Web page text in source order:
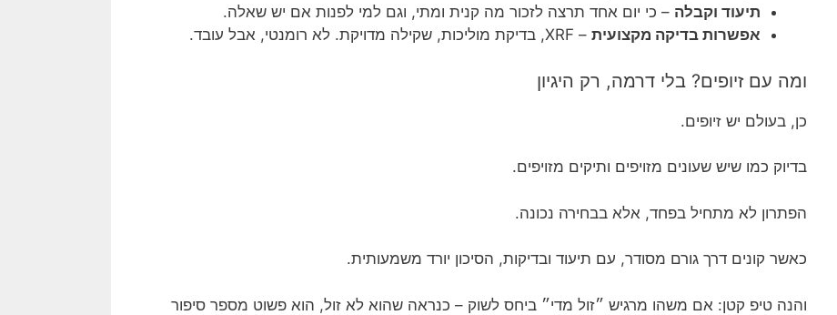
תיעוד וקבלה – כי יום אחד תרצה לזכור מה קנית ומתי, וגם למי לפנות אם יש שאלה.
אפשרות בדיקה מקצועית – XRF, בדיקת מוליכות, שקילה מדויקת. לא רומנטי, אבל עובד.
ומה עם זיופים? בלי דרמה, רק היגיון
כן, בעולם יש זיופים.
בדיוק כמו שיש שעונים מזויפים ותיקים מזויפים.
הפתרון לא מתחיל בפחד, אלא בבחירה נכונה.
כאשר קונים דרך גורם מסודר, עם תיעוד ובדיקות, הסיכון יורד משמעותית.
והנה טיפ קטן: אם משהו מרגיש ״זול מדי״ ביחס לשוק – כנראה שהוא לא זול, הוא פשוט מספר סיפור